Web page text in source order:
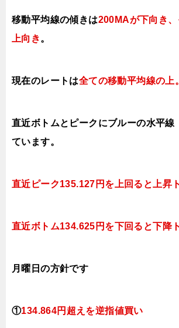
移動平均線の傾きは200MAが下向き
上向き。
現在のレートは全ての移動平均線の上。
直近ボトムとピークにブルーの水平線
ています。
直近ピーク135.127円を上回ると上昇
直近ボトム134.625円を下回ると 下降
月曜日の方針です
①134.864円超えを逆指値買い